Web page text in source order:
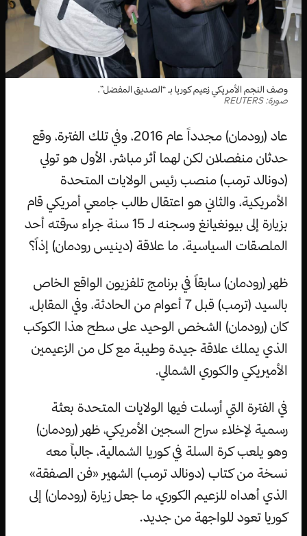
وصف النجم الأمريكي زعيم كوريا بـ “الصديق المفضل”.
صورة: REUTERS
عاد (رودمان) مجدداً عام 2016، وفي تلك الفترة، وقع
حدثان منفصلان لكن لهما أثر مباشر، الأول هو تولي
(دونالد ترمب) منصب رئيس الولايات المتحدة
الأمريكية، والثاني هو اعتقال طالب جامعي أمريكي قام
بزيارة إلى بيونغيانغ وسجنه لـ 15 سنة جراء سرقته أحد
الملصقات السياسية. ما علاقة (دينيس رودمان) إذاً؟
ظهر (رودمان) سابقاً في برنامج تلفزيون الواقع الخاص
بالسيد (ترمب) قبل 7 أعوام من الحادثة، وفي المقابل،
كان (رودمان) الشخص الوحيد على سطح هذا الكوكب
الذي يملك علاقة جيدة وطيبة مع كل من الزعيمين
الأميريكي والكوري الشمالي.
في الفترة التي أرسلت فيها الولايات المتحدة بعثة
رسمية لإخلاء سراح السجين الأمريكي، ظهر (رودمان)
وهو يلعب كرة السلة في كوريا الشمالية، جالباً معه
نسخة من كتاب (دونالد ترمب) الشهير «فن الصفقة»
الذي أهداه للزعيم الكوري، ما جعل زيارة (رودمان) إلى
كوريا تعود للواجهة من جديد.